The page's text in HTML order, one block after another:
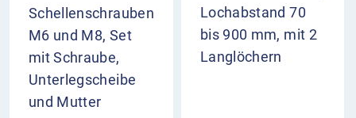
Schellenschrauben
M6 und M8, Set
mit Schraube,
Unterlegscheibe
und Mutter
Lochabstand 70
bis 900 mm, mit 2
Langlöchern